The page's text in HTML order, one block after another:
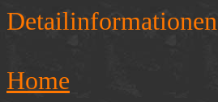
Home